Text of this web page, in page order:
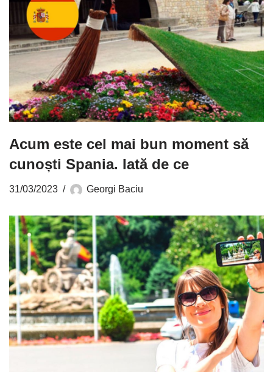
Acum este cel mai bun moment să
cunoști Spania. Iată de ce
31/03/2023 Georgi Baciu